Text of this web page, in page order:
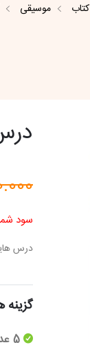
کتاب موسیقی
سود
درس